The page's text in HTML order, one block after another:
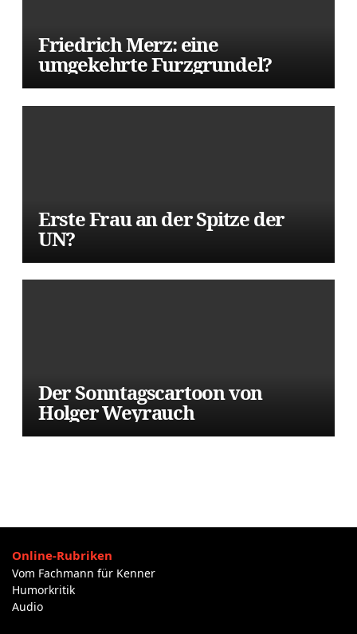
Friedrich Merz: eine
umgekehrte Furzgrundel?
Erste Frau an der Spitze der
UN?
Der Sonntagscartoon von
Holger Weyrauch
Online-Rubriken
Vom Fachmann für Kenner
Humorkritik
Audio